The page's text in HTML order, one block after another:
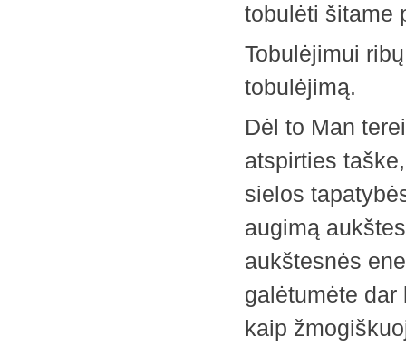
tobulėti šitame
Tobulėjimui
tobulėjimą.
Dėl to Man
atspirties
sielos
augimą
aukštesnės
galėtumėte
kaip